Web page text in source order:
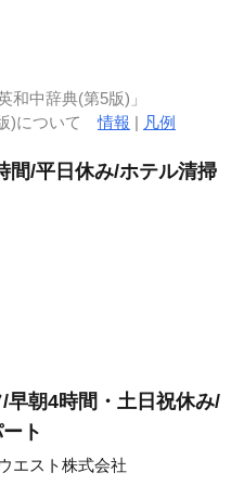
和中辞典(第5版)」
版)について情報 | 凡例
間/平日休み/ホテル清掃
早朝4時間・土日祝休み/
ト
エスト株式会社